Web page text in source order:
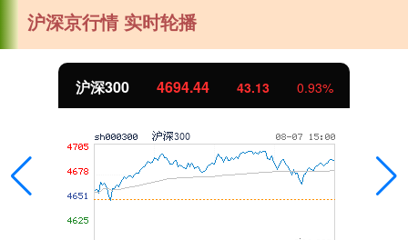
沪深京行情 实时轮播
北证50 1134.24 11.37 1.01%